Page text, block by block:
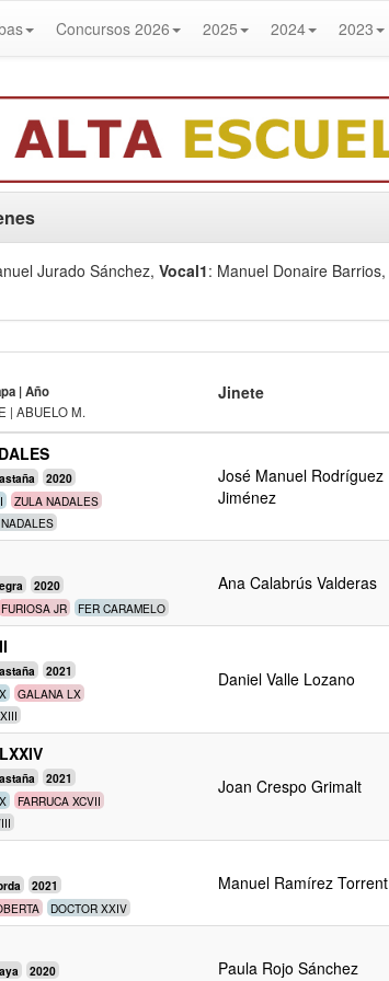
Concursos 2026 2025 2024 2023
Jurado Sánchez, Vocal1: Manuel Donaire Barrios,
| Año
| ABUELO M.
Jinete
2020
ZULA NADALES
José Manuel Rodríguez
Jiménez
2020
FURIOSA JR FER CARAMELO
Ana Calabrús Valderas
2021
GALANA LX
Daniel Valle Lozano
2021
FARRUCA XCVII
Joan Crespo Grimalt
2021
DOCTOR XXIV
Manuel Ramírez Torrent
2020 Paula Rojo Sánchez